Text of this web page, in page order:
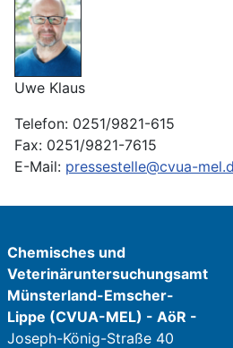
Uwe Klaus
Telefon: 0251/9821-615
Fax: 0251/9821-7615
E-Mail: pressestelle@cvua-
Chemisches und
Veterinäruntersuchungsamt
Münsterland-Emscher-
Lippe (CVUA-MEL) - AöR -
Joseph-König-Straße 40